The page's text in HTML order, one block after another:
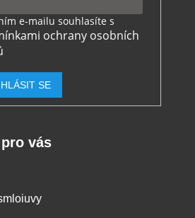
e-mailu souhlasíte s
ochrany osobních
SE
vás